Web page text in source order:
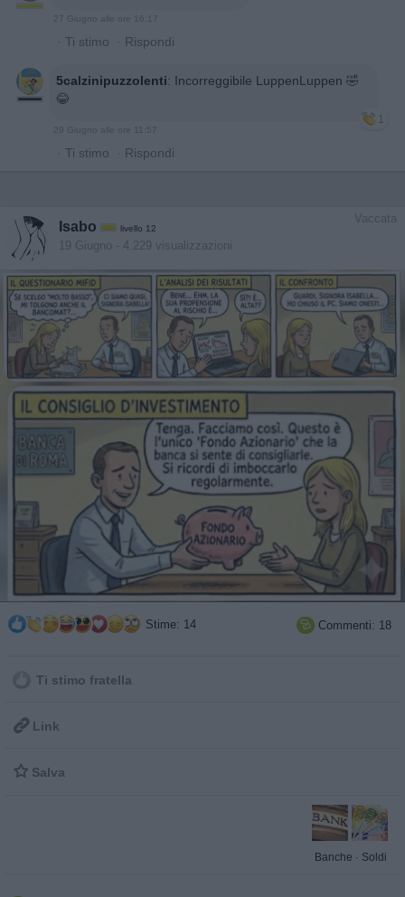
27 Giugno alle ore 16:17
· Ti stimo · Rispondi
5calzinipuzzolenti: Incorreggibile LuppenLuppen 🤣
😂
1
29 Giugno alle ore 11:57
· Ti stimo · Rispondi
Vaccata
Isabo livello 12
19 Giugno - 4.229 visualizzazioni
Stime: 14  Commenti: 18
Ti stimo fratella
 Link
 Salva
Banche · Soldi